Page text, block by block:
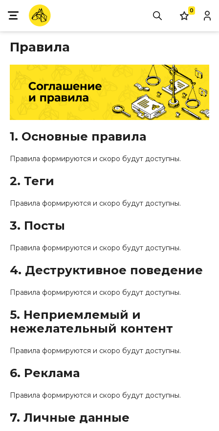
0
Правила
1. Основные правила
Правила формируются и скоро будут доступны.
2. Теги
Правила формируются и скоро будут доступны.
3. Посты
Правила формируются и скоро будут доступны.
4. Деструктивное поведение
Правила формируются и скоро будут доступны.
5. Неприемлемый и
нежелательный контент
Правила формируются и скоро будут доступны.
6. Реклама
Правила формируются и скоро будут доступны.
7. Личные данные